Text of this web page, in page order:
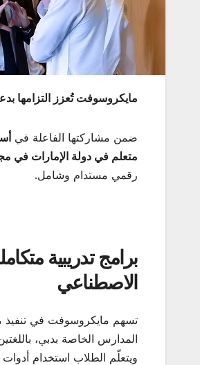
مايكروسوفت تُعزز التزامها
ضمن مشاركتها الفاعلة في
متعلم في دولة الإمارات في
رقمي مستدام وشامل.
برامج تدريبية
الاصطناعي
تسهم مايكروسوفت في تنفيذ
المدارس الخاصة بدبي، باللغتين
ويتعلّم الطلاب استخدام